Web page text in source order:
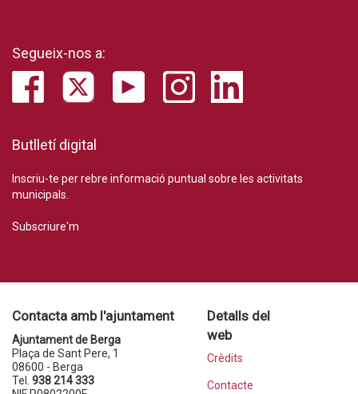
Segueix-nos a:
Butlletí digital
Inscriu-te per rebre informació puntual sobre les activitats
municipals.
Subscriure'm
Contacta amb l'ajuntament
Ajuntament de Berga
Plaça de Sant Pere, 1
08600 - Berga
Tel. 938 214 333
Detalls del
web
Crèdits
Contacte